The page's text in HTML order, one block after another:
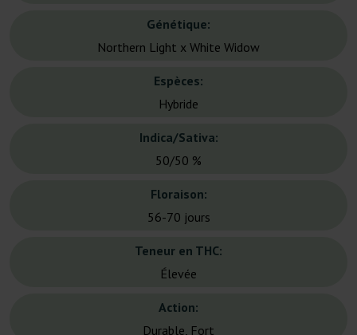
Génétique:
Northern Light x White Widow
Espèces:
Hybride
Indica/Sativa:
50/50 %
Floraison:
56-70 jours
Teneur en THC:
Élevée
Action:
Durable, Fort